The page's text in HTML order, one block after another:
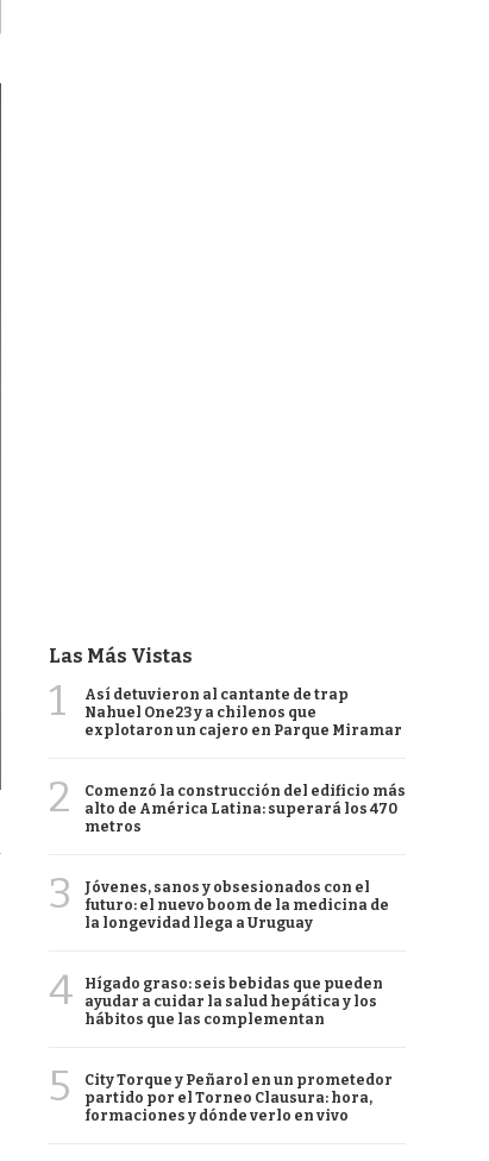
Las Más Vistas
1
Así detuvieron al cantante de trap
Nahuel One23 y a chilenos que
explotaron un cajero en Parque Miramar
2
Comenzó la construcción del edificio más
alto de América Latina: superará los 470
metros
3
Jóvenes, sanos y obsesionados con el
futuro: el nuevo boom de la medicina de
la longevidad llega a Uruguay
4
Hígado graso: seis bebidas que pueden
ayudar a cuidar la salud hepática y los
hábitos que las complementan
5
City Torque y Peñarol en un prometedor
partido por el Torneo Clausura: hora,
formaciones y dónde verlo en vivo